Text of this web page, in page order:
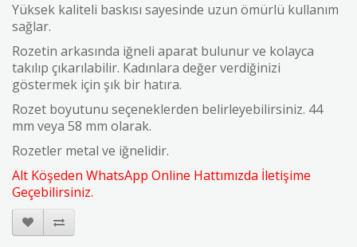
Yüksek kaliteli baskısı sayesinde uzun ömürlü kullanım
sağlar.
Rozetin arkasında iğneli aparat bulunur ve kolayca
takılıp çıkarılabilir. Kadınlara değer verdiğinizi
göstermek için şık bir hatıra.
Rozet boyutunu seçeneklerden belirleyebilirsiniz. 44
mm veya 58 mm olarak.
Rozetler metal ve iğnelidir.
Alt Köşeden WhatsApp Online Hattımızda İletişime
Geçebilirsiniz.